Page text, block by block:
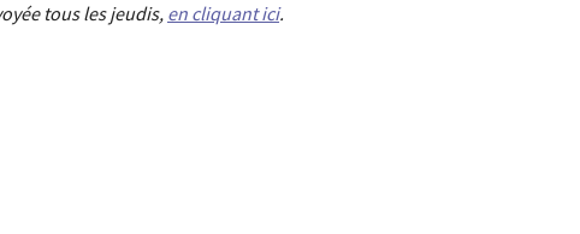
tous les jeudis, en cliquant ici.